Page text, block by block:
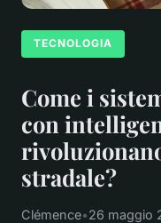
TECNOLOGIA
Come i
con
stradale?
Clémence•26 maggio